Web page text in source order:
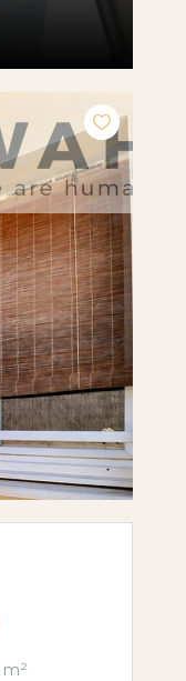
Maison 5 pièce(s) 3 chambre(s) 135 m²